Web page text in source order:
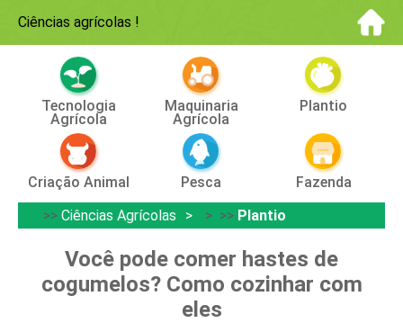
Ciências agrícolas !
Tecnologia
Agrícola
Maquinaria
Agrícola
Plantio
Criação Animal Pesca
Fazenda
>> Ciências Agrícolas > >> Plantio
Você pode comer hastes de
cogumelos? Como cozinhar com
eles